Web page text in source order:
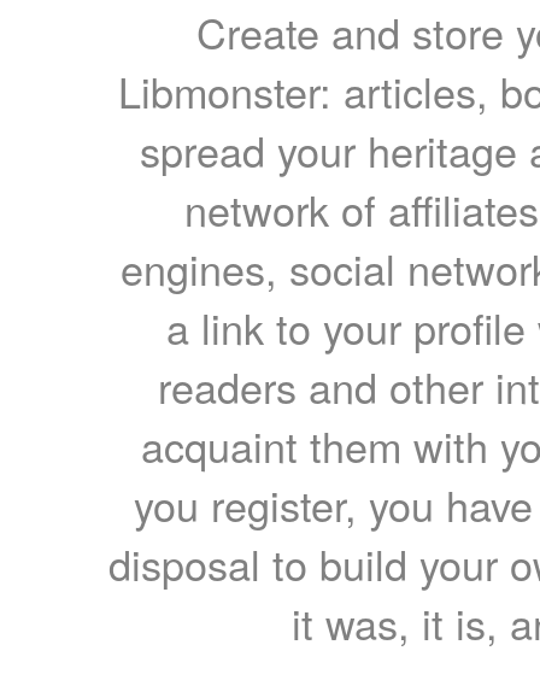
Create and store
Libmonster: articles,
spread your heritage
network of
engines, social
a link to your
readers and other
acquaint them with
you register, you
disposal to build your
it was, it is,